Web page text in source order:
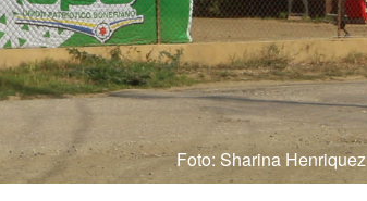
Foto: Sharina Henriquez